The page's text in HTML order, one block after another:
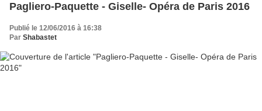
Pagliero-Paquette - Giselle- Opéra de Paris 2016
Publié le 12/06/2016 à 16:38
Par Shabastet